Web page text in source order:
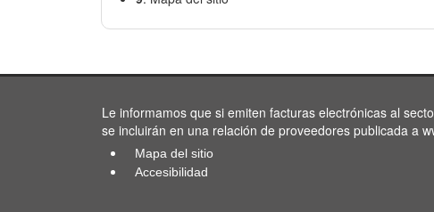
Le informamos que si emiten facturas electrónicas al
se incluirán en una relación de proveedores publicada a
Mapa del sitio
Accesibilidad